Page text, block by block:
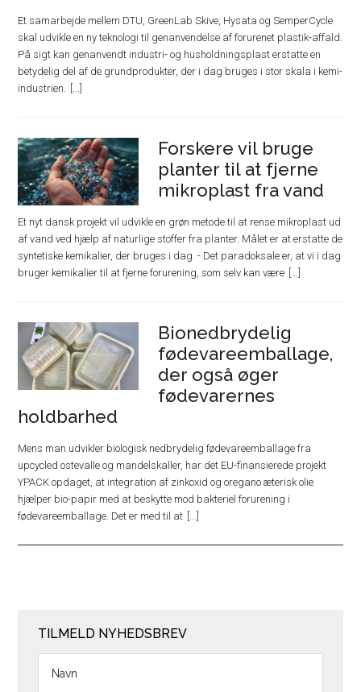
Et samarbejde mellem DTU, GreenLab Skive, Hysata og SemperCycle
skal udvikle en ny teknologi til genanvendelse af forurenet plastik-affald.
På sigt kan genanvendt industri- og husholdningsplast erstatte en
betydelig del af de grundprodukter, der i dag bruges i stor skala i kemi-
industrien.
Forskere vil bruge
planter til at fjerne
mikroplast fra vand
Et nyt dansk projekt vil udvikle en grøn metode til at rense mikroplast ud
af vand ved hjælp af naturlige stoffer fra planter. Målet er at erstatte de
syntetiske kemikalier, der bruges i dag. - Det paradoksale er, at vi i dag
bruger kemikalier til at fjerne forurening, som selv kan være
Bionedbrydelig
fødevareemballage,
der også øger
fødevarernes
holdbarhed
Mens man udvikler biologisk nedbrydelig fødevareemballage fra
upcycled ostevalle og mandelskaller, har det EU-finansierede projekt
YPACK opdaget, at integration af zinkoxid og oregano æterisk olie
hjælper bio-papir med at beskytte mod bakteriel forurening i
fødevareemballage. Det er med til at
TILMELD NYHEDSBREV